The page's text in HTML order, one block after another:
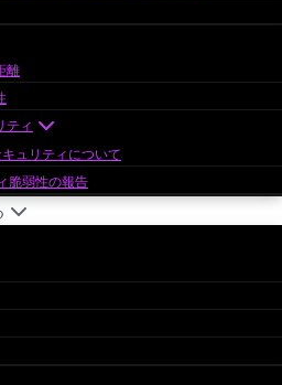
離
ティ
ュリティについて
脆弱性の報告